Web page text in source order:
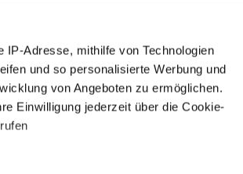
Adresse, mithilfe von Technologien
und so personalisierte Werbung und
von Angeboten zu ermöglichen.
Einwilligung jederzeit über die Cookie-